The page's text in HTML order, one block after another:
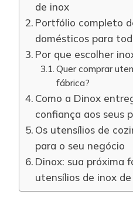
de inox
Portfólio completo
domésticos para
Por que escolher
Quer comprar
fábrica?
Como a Dinox
confiança aos seus
Os utensílios de
para o seu negócio
Dinox: sua próxima
utensílios de inox